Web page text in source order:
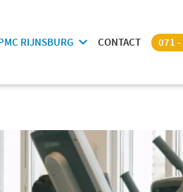
RIJNSBURG CONTACT 071